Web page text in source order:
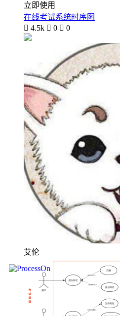
立即使用
在线考试系统时序图
 4.5k  0  0
艾伦